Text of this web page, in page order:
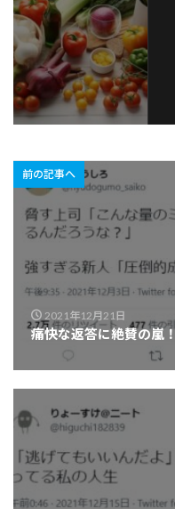
前の記事へ
2021年12月21日
痛快な返答に絶賛の嵐